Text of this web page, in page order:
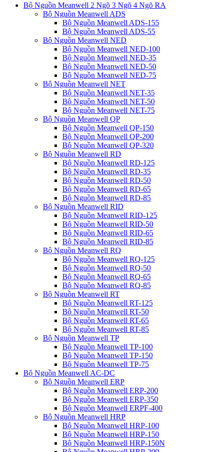
Bộ Nguồn Meanwell 2 Ngõ 3 Ngõ 4 Ngõ RA
Bộ Nguồn Meanwell ADS
Bộ Nguồn Meanwell ADS-155
Bộ Nguồn Meanwell ADS-55
Bộ Nguồn Meanwell NED
Bộ Nguồn Meanwell NED-100
Bộ Nguồn Meanwell NED-35
Bộ Nguồn Meanwell NED-50
Bộ Nguồn Meanwell NED-75
Bộ Nguồn Meanwell NET
Bộ Nguồn Meanwell NET-35
Bộ Nguồn Meanwell NET-50
Bộ Nguồn Meanwell NET-75
Bộ Nguồn Meanwell QP
Bộ Nguồn Meanwell QP-150
Bộ Nguồn Meanwell QP-200
Bộ Nguồn Meanwell QP-320
Bộ Nguồn Meanwell RD
Bộ Nguồn Meanwell RD-125
Bộ Nguồn Meanwell RD-35
Bộ Nguồn Meanwell RD-50
Bộ Nguồn Meanwell RD-65
Bộ Nguồn Meanwell RD-85
Bộ Nguồn Meanwell RID
Bộ Nguồn Meanwell RID-125
Bộ Nguồn Meanwell RID-50
Bộ Nguồn Meanwell RID-65
Bộ Nguồn Meanwell RID-85
Bộ Nguồn Meanwell RQ
Bộ Nguồn Meanwell RQ-125
Bộ Nguồn Meanwell RQ-50
Bộ Nguồn Meanwell RQ-65
Bộ Nguồn Meanwell RQ-85
Bộ Nguồn Meanwell RT
Bộ Nguồn Meanwell RT-125
Bộ Nguồn Meanwell RT-50
Bộ Nguồn Meanwell RT-65
Bộ Nguồn Meanwell RT-85
Bộ Nguồn Meanwell TP
Bộ Nguồn Meanwell TP-100
Bộ Nguồn Meanwell TP-150
Bộ Nguồn Meanwell TP-75
Bộ Nguồn Meanwell AC-DC
Bộ Nguồn Meanwell ERP
Bộ Nguồn Meanwell ERP-200
Bộ Nguồn Meanwell ERP-350
Bộ Nguồn Meanwell ERPF-400
Bộ Nguồn Meanwell HRP
Bộ Nguồn Meanwell HRP-100
Bộ Nguồn Meanwell HRP-150
Bộ Nguồn Meanwell HRP-150N